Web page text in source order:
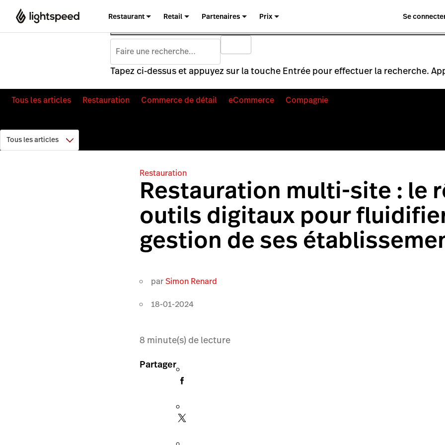
Restaurant Retail Partenaires Prix Se
Tapez ci-dessus et appuyez sur la touche Entrée pour effectuer la recherche.
Tous les articles Restauration Commerce de détail eCommerce Compagnie
Restauration
Restauration multi-site : le
outils digitaux pour
gestion de ses
parSimon Renard
18-01-2024
8 minute(s) de lecture
Partager